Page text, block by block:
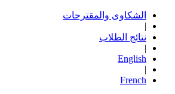
الشكاوى والمقترحات
|
نتائج الطلاب
|
English
|
French